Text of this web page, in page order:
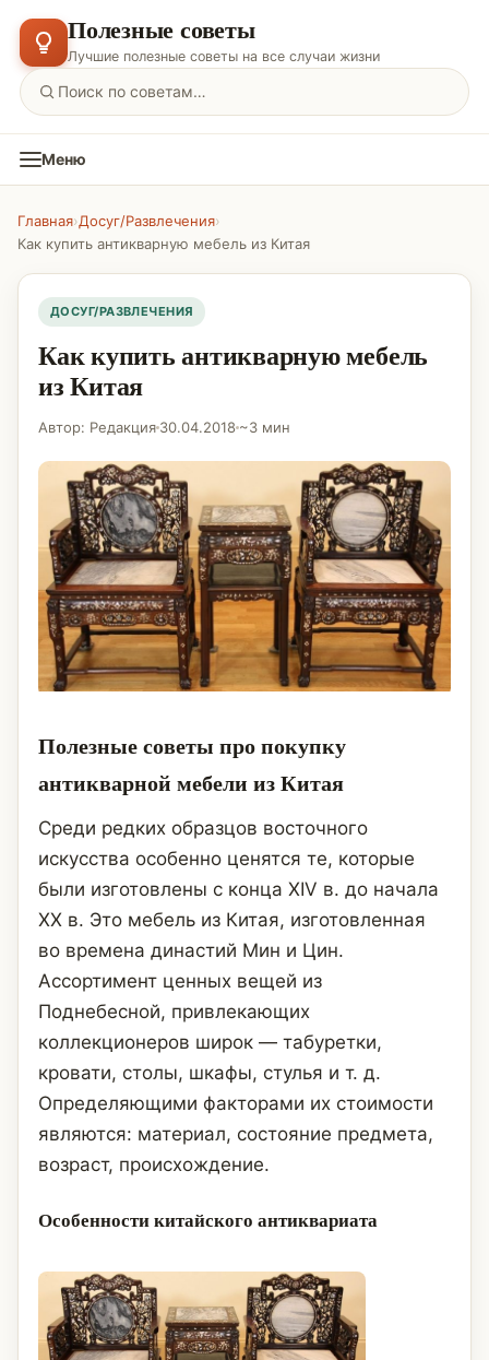
Полезные советы
Лучшие полезные советы на все случаи жизни
Меню
Главная›Досуг/Развлечения›
Как купить антикварную мебель из Китая
ДОСУГ/РАЗВЛЕЧЕНИЯ
Как купить антикварную мебель
из Китая
Автор: Редакция 30.04.2018 ~3 мин
Полезные советы про покупку
антикварной мебели из Китая
Среди редких образцов восточного
искусства особенно ценятся те, которые
были изготовлены с конца XIV в. до начала
XX в. Это мебель из Китая, изготовленная
во времена династий Мин и Цин.
Ассортимент ценных вещей из
Поднебесной, привлекающих
коллекционеров широк — табуретки,
кровати, столы, шкафы, стулья и т. д.
Определяющими факторами их стоимости
являются: материал, состояние предмета,
возраст, происхождение.
Особенности китайского антиквариата